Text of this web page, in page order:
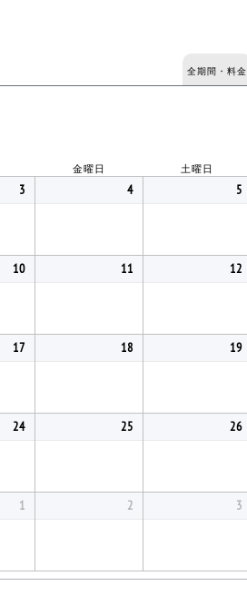
全期間・料金
金曜日 土曜日
3 4 5
10 11 12
17 18 19
24 25 26
1 2 3